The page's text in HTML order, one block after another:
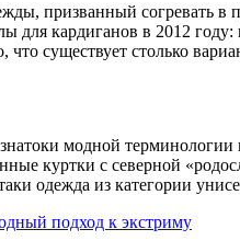
призванный согревать в
для кардиганов в 2012
существует столько
модной
куртки с северной
одежда из категории
подход к экстриму